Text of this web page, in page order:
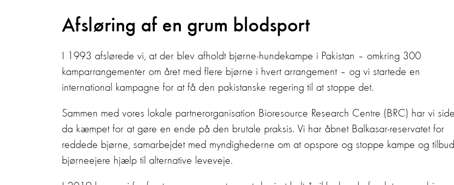
Afsløring af en grum blodsport
I 1993 afslørede vi, at der blev afholdt bjørne-hundekampe i Pakistan – omkring 300
kamparrangementer om året med flere bjørne i hvert arrangement – og vi startede en
international kampagne for at få den pakistanske regering til at stoppe det.
Sammen med vores lokale partnerorganisation Bioresource Research Centre (BRC) har vi
da kæmpet for at gøre en ende på den brutale praksis. Vi har åbnet Balkasar-reservatet for
reddede bjørne, samarbejdet med myndighederne om at opspore og stoppe kampe og
bjørneejere hjælp til alternative leveveje.